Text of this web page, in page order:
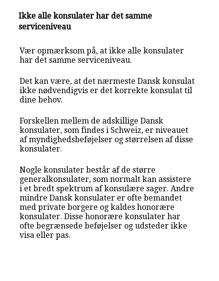
Ikke alle konsulater har det samme
serviceniveau
Vær opmærksom på, at ikke alle konsulater
har det samme serviceniveau.
Det kan være, at det nærmeste Dansk konsulat
ikke nødvendigvis er det korrekte konsulat til
dine behov.
Forskellen mellem de adskillige Dansk
konsulater, som findes i Schweiz, er niveauet
af myndighedsbeføjelser og størrelsen af disse
konsulater.
Nogle konsulater består af de større
generalkonsulater, som normalt kan assistere
i et bredt spektrum af konsulære sager. Andre
mindre Dansk konsulater er ofte bemandet
med private borgere og kaldes honorære
konsulater. Disse honorære konsulater har
ofte begrænsede beføjelser og udsteder ikke
visa eller pas.